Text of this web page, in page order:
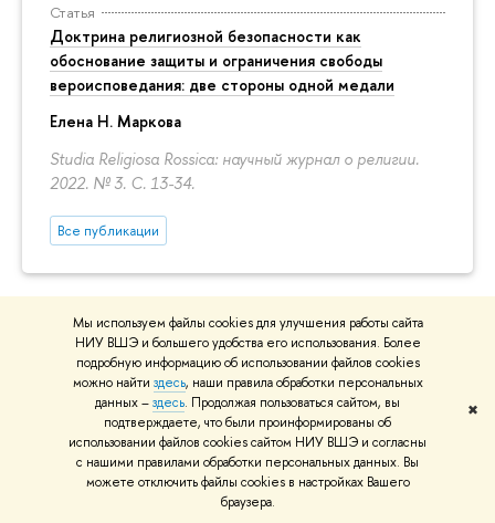
Мы используем файлы cookies для улучшения работы сайта
НИУ ВШЭ и большего удобства его использования. Более
подробную информацию об использовании файлов cookies
можно найти здесь, наши правила обработки персональных
данных –здесь. Продолжая пользоваться сайтом, вы
подтверждаете, что были проинформированы об
использовании файлов cookies сайтом НИУ ВШЭ и согласны
с нашими правилами обработки персональных данных. Вы
можете отключить файлы cookies в настройках Вашего
браузера.
✖
Статья
Доктрина религиозной безопасности как
обоснование защиты и ограничения свободы
вероисповедания: две стороны одной медали
Елена Н. Маркова
Studia Religiosa Rossica: научный журнал о религии.
2022. № 3. С. 13-34.
Все публикации
КОНТАКТЫ
Большой Трехсвятительский переулок, д. 3, каб. 323
тел. +7 (495) 7729590,
доб. 23040
РУКОВОДСТВО